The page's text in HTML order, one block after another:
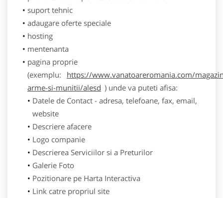
suport tehnic
adaugare oferte speciale
hosting
mentenanta
pagina proprie
(exemplu:
https://www.vanatoareromania.com/
arme-si-munitii/alesd ) unde va puteti afisa:
Datele de Contact - adresa, telefoane, fax, email,
website
Descriere afacere
Logo companie
Descrierea Serviciilor si a Preturilor
Galerie Foto
Pozitionare pe Harta Interactiva
Link catre propriul site